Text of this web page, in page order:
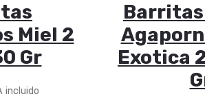
Miel 2
Gr
incluido
Exotica